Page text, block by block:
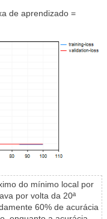
de aprendizado =
do mínimo local por
por volta da 20ª
60% de acurácia